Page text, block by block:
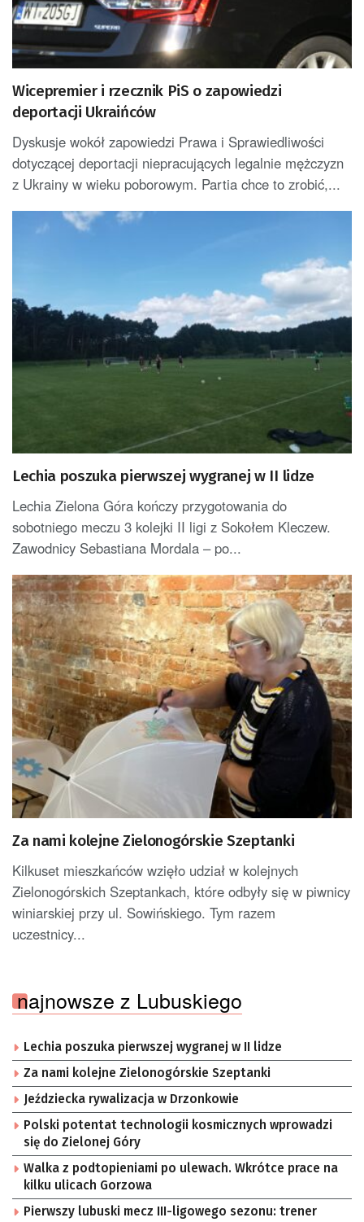
Wicepremier i rzecznik PiS o zapowiedzi
deportacji Ukraińców
Dyskusje wokół zapowiedzi Prawa i Sprawiedliwości
dotyczącej deportacji niepracujących legalnie mężczyzn
z Ukrainy w wieku poborowym. Partia chce to zrobić,...
Lechia poszuka pierwszej wygranej w II lidze
Lechia Zielona Góra kończy przygotowania do
sobotniego meczu 3 kolejki II ligi z Sokołem Kleczew.
Zawodnicy Sebastiana Mordala – po...
Za nami kolejne Zielonogórskie Szeptanki
Kilkuset mieszkańców wzięło udział w kolejnych
Zielonogórskich Szeptankach, które odbyły się w piwnicy
winiarskiej przy ul. Sowińskiego. Tym razem
uczestnicy...
najnowsze z Lubuskiego
Lechia poszuka pierwszej wygranej w II lidze
Za nami kolejne Zielonogórskie Szeptanki
Jeździecka rywalizacja w Drzonkowie
Polski potentat technologii kosmicznych wprowadzi
się do Zielonej Góry
Walka z podtopieniami po ulewach. Wkrótce prace na
kilku ulicach Gorzowa
Pierwszy lubuski mecz III-ligowego sezonu: trener